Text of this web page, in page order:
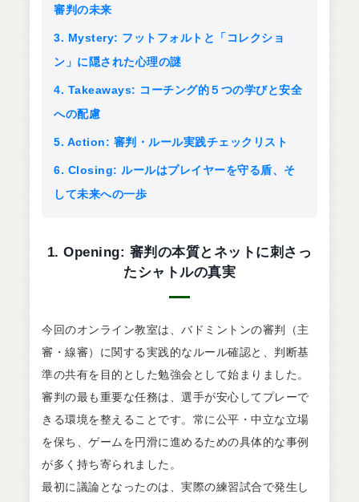
審判の未来
3. Mystery: フットフォルトと「コレクショ
ン」に隠された心理の謎
4. Takeaways: コーチング的５つの学びと安全
への配慮
5. Action: 審判・ルール実践チェックリスト
6. Closing: ルールはプレイヤーを守る盾、そ
して未来への一歩
1. Opening: 審判の本質とネットに刺さっ
たシャトルの真実
今回のオンライン教室は、バドミントンの審判（主
審・線審）に関する実践的なルール確認と、判断基
準の共有を目的とした勉強会として始まりました。
審判の最も重要な任務は、選手が安心してプレーで
きる環境を整えることです。常に公平・中立な立場
を保ち、ゲームを円滑に進めるための具体的な事例
が多く持ち寄られました。
最初に議論となったのは、実際の練習試合で発生し